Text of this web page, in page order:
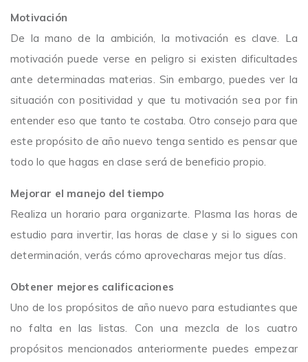
Motivación
De la mano de la ambición, la motivación es clave. La
motivación puede verse en peligro si existen dificultades
ante determinadas materias. Sin embargo, puedes ver la
situación con positividad y que tu motivación sea por fin
entender eso que tanto te costaba. Otro consejo para que
este propósito de año nuevo tenga sentido es pensar que
todo lo que hagas en clase será de beneficio propio.
Mejorar el manejo del tiempo
Realiza un horario para organizarte. Plasma las horas de
estudio para invertir, las horas de clase y si lo sigues con
determinación, verás cómo aprovecharas mejor tus días.
Obtener mejores calificaciones
Uno de los propósitos de año nuevo para estudiantes que
no falta en las listas. Con una mezcla de los cuatro
propósitos mencionados anteriormente puedes empezar